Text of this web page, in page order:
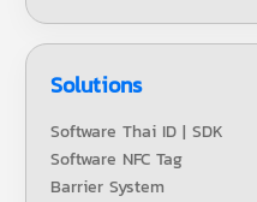
Solutions
Software Thai ID | SDK
Software NFC Tag
Barrier System